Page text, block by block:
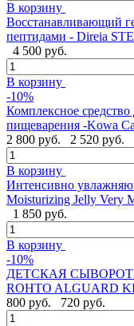
В корзину
Восстанавливающий
пептидами - Direia
4 500 руб.
В корзину
-10%
Комплексное
пищеварения -Kowa
2 800 руб.
2 520 руб.
В корзину
Интенсивно
Moisturizing Jelly Very
1 850 руб.
В корзину
-10%
ДЕТСКАЯ
ROHTO ALGUARD
800 руб.
720 руб.